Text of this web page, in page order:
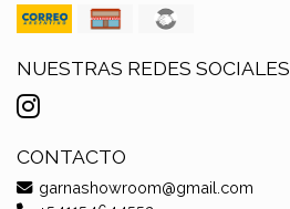
NUESTRAS REDES SOCIALES
CONTACTO
garnashowroom@gmail.com